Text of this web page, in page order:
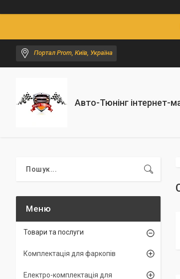
Портал Prom, Київ, Україна
Авто-Тюнінг інтернет-
Товари та послуги
Комплектація для фаркопів
Електро-комплектація для